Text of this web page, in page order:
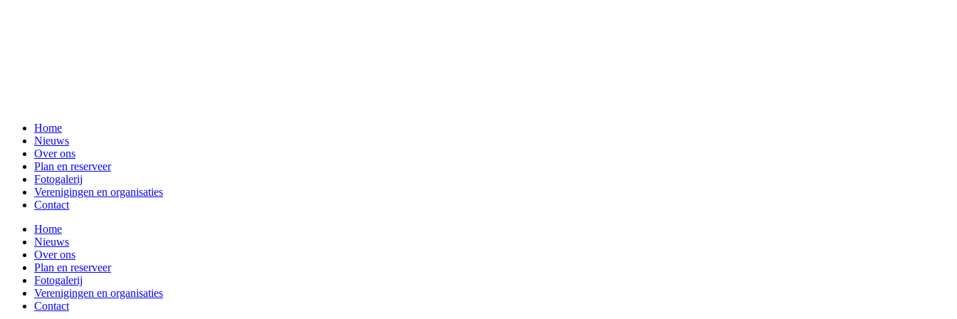
Home
Nieuws
Over ons
Plan en reserveer
Fotogalerij
Verenigingen en organisaties
Contact
Home
Nieuws
Over ons
Plan en reserveer
Fotogalerij
Verenigingen en organisaties
Contact